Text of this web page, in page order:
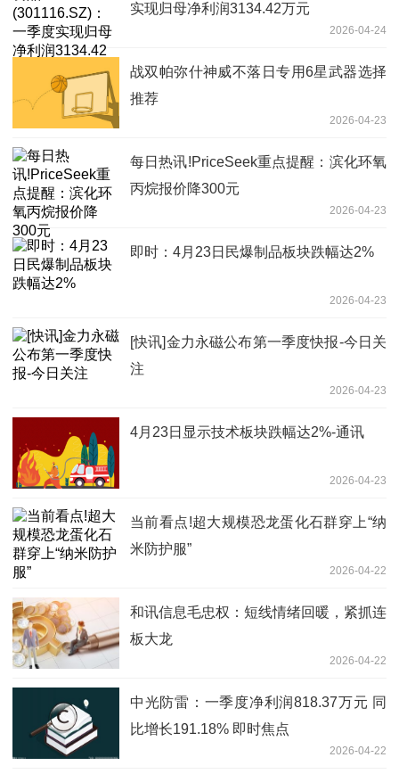
实现归母净利润3134.42万元
2026-04-24
战双帕弥什神威不落日专用6星武器选择
推荐
2026-04-23
每日热讯!PriceSeek重点提醒：滨化环氧
丙烷报价降300元
2026-04-23
即时：4月23日民爆制品板块跌幅达2%
2026-04-23
[快讯]金力永磁公布第一季度快报-今日关
注
2026-04-23
4月23日显示技术板块跌幅达2%-通讯
2026-04-23
当前看点!超大规模恐龙蛋化石群穿上“纳
米防护服”
2026-04-22
和讯信息毛忠权：短线情绪回暖，紧抓连
板大龙
2026-04-22
中光防雷：一季度净利润818.37万元 同
比增长191.18% 即时焦点
2026-04-22